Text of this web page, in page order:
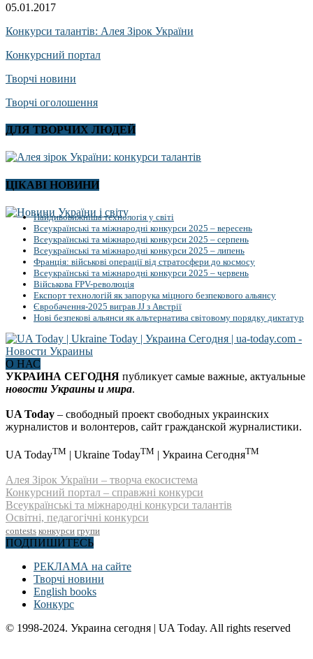
05.01.2017
Конкурси талантів: Алея Зірок України
Конкурсний портал
Творчі новини
Творчі оголошення
ДЛЯ ТВОРЧИХ ЛЮДЕЙ
ЦІКАВІ НОВИНИ
Найдивовижніша технологія у світі
Всеукраїнські та міжнародні конкурси 2025 – вересень
Всеукраїнські та міжнародні конкурси 2025 – серпень
Всеукраїнські та міжнародні конкурси 2025 – липень
Франція: військові операції від стратосфери до космосу
Всеукраїнські та міжнародні конкурси 2025 – червень
Військова FPV-революція
Експорт технологій як запорука міцного безпекового альянсу
Євробачення-2025 виграв JJ з Австрії
Нові безпекові альянси як альтернатива світовому порядку диктатур
О НАС
УКРАИНА СЕГОДНЯ публикует самые важные, актуальные
новости Украины и мира.
UA Today – свободный проект свободных украинских
журналистов и волонтеров, сайт гражданской журналистики.
UA TodayTM | Ukraine TodayTM | Украина СегодняTM
Алея Зірок України – творча екосистема
Конкурсний портал – справжні конкурси
Всеукраїнські та міжнародні конкурси талантів
Освітні, педагогічні конкурси
contests конкурси групи
ПОДПИШИТЕСЬ
РЕКЛАМА на сайте
Творчі новини
English books
Конкурс
© 1998-2024. Украина сегодня | UA Today. All rights reserved